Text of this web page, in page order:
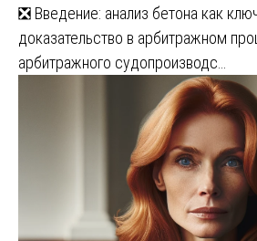
❎ Введение: анализ бетона как
доказательство в арбитражном
арбитражного судопроизводс…